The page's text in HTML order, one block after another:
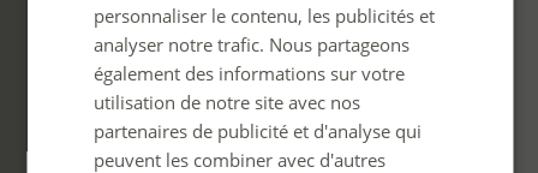
SPANISH
PORTUGUESE
personnaliser le contenu, les publicités et
analyser notre trafic. Nous partageons
également des informations sur votre
utilisation de notre site avec nos
partenaires de publicité et d'analyse qui
peuvent les combiner avec d'autres